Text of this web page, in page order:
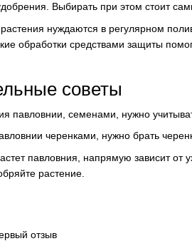
Выбирать при этом стоит
нуждаются в регулярном
обработки средствами защиты
советы
павловнии, семенами, нужно
черенками, нужно брать
павловния, напрямую зависит
растение.
отзыв